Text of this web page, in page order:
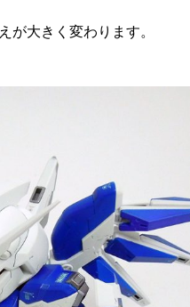
が大きく変わります。